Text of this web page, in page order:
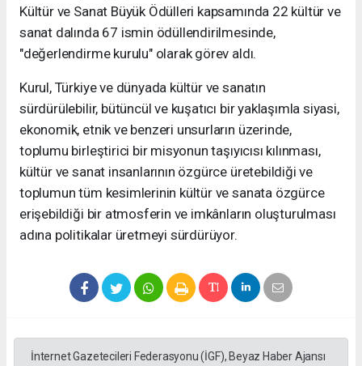
Kültür ve Sanat Büyük Ödülleri kapsamında 22 kültür ve
sanat dalında 67 ismin ödüllendirilmesinde,
"değerlendirme kurulu" olarak görev aldı.
Kurul, Türkiye ve dünyada kültür ve sanatın
sürdürülebilir, bütüncül ve kuşatıcı bir yaklaşımla siyasi,
ekonomik, etnik ve benzeri unsurların üzerinde,
toplumu birleştirici bir misyonun taşıyıcısı kılınması,
kültür ve sanat insanlarının özgürce üretebildiği ve
toplumun tüm kesimlerinin kültür ve sanata özgürce
erişebildiği bir atmosferin ve imkânların oluşturulması
adına politikalar üretmeyi sürdürüyor.
İnternet Gazetecileri Federasyonu (İGF), Beyaz Haber Ajansı